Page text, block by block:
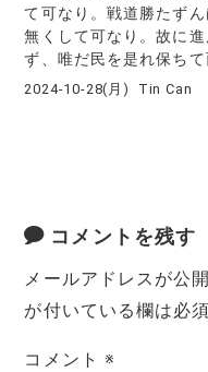
て可なり。戦道勝たず
無くして可なり。故に
ず、唯だ民を是れ保ち
2024-10-28(月) Tin Can
コメントを残す
メールアドレスが公
が付いている欄は必
コメント※